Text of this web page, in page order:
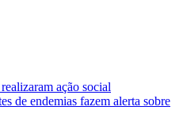
ação social
de endemias fazem alerta sobre